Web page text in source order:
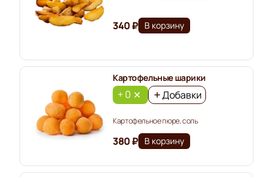
340 ₽ В корзину
Картофельные шарики
+ 0 Добавки
Картофельное пюре, соль
380 ₽ В корзину